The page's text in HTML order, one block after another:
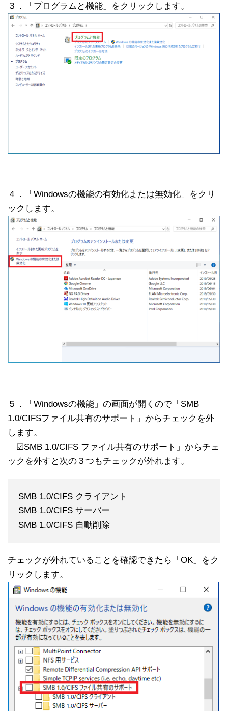
３．「プログラムと機能」をクリックします。
４．「Windowsの機能の有効化または無効化」をクリ
ックします。
５．「Windowsの機能」の画面が開くので「SMB
1.0/CIFSファイル共有のサポート」からチェックを外
します。
「☑SMB 1.0/CIFS ファイル共有のサポート」からチェ
ックを外すと次の３つもチェックが外れます。
SMB 1.0/CIFS クライアント
SMB 1.0/CIFS サーバー
SMB 1.0/CIFS 自動削除
チェックが外れていることを確認できたら「OK」をク
リックします。